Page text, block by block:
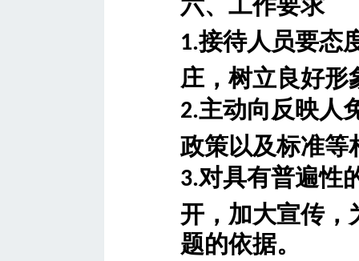
1.接待人员要态
庄，树立良好形
2.主动向反映人
政策以及标准等
3.对具有普遍性
开，加大宣传，
题的依据。